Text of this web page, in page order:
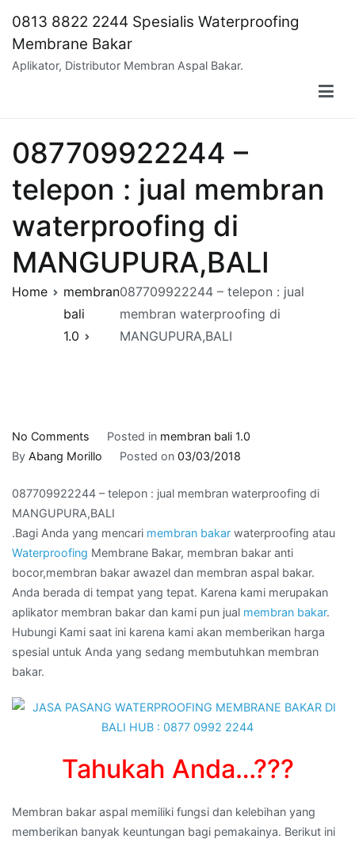
content
0813 8822 2244 Spesialis Waterproofing
Membrane Bakar
Aplikator, Distributor Membran Aspal Bakar.
087709922244 –
telepon : jual membran
waterproofing di
MANGUPURA,BALI
Home
membran
bali
1.0
087709922244 – telepon : jual
membran waterproofing di
MANGUPURA,BALI
No Comments
087709922244
telepon
:
jual
membran
waterproofing
di
MANGUPURA,BALI
Posted in membran bali 1.0
By Abang Morillo Posted on 03/03/2018
087709922244 – telepon : jual membran waterproofing di
MANGUPURA,BALI
.Bagi Anda yang mencari membran bakar waterproofing atau
Waterproofing Membrane Bakar, membran bakar anti
bocor,membran bakar awazel dan membran aspal bakar.
Anda berada di tempat yang tepat. Karena kami merupakan
aplikator membran bakar dan kami pun jual membran bakar.
Hubungi Kami saat ini karena kami akan memberikan harga
spesial untuk Anda yang sedang membutuhkan membran
bakar.
Tahukah Anda…???
Membran bakar aspal memiliki fungsi dan kelebihan yang
memberikan banyak keuntungan bagi pemakainya. Berikut ini